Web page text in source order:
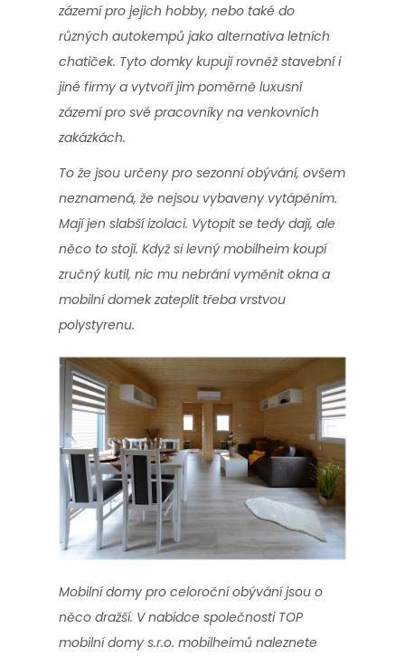
zázemí pro jejich hobby, nebo také do
různých autokempů jako alternativa letních
chatiček. Tyto domky kupují rovněž stavební i
jiné firmy a vytvoří jim poměrně luxusní
zázemí pro své pracovníky na venkovních
zakázkách.
To že jsou určeny pro sezonní obývání, ovšem
neznamená, že nejsou vybaveny vytápěním.
Mají jen slabší izolaci. Vytopit se tedy dají, ale
něco to stojí. Když si levný mobilheim koupí
zručný kutil, nic mu nebrání vyměnit okna a
mobilní domek zateplit třeba vrstvou
polystyrenu.
Mobilní domy pro celoroční obývání jsou o
něco dražší. V nabídce společnosti TOP
mobilní domy s.r.o. mobilheimů naleznete